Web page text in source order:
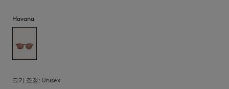
Havana
크기 조정: unisex